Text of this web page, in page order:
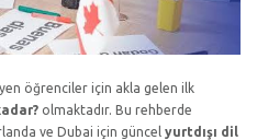
öğrenciler için akla gelen ilk
olmaktadır. Bu rehberde
ve Dubai için güncel yurtdışı dil